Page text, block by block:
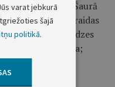
Strazdu iela; Šaurā
Torņa iela; Turaidas
Vaļņu iela; Vālodzes
iela; Zaķu iela;
varat jebkurā
šajā
politikā.